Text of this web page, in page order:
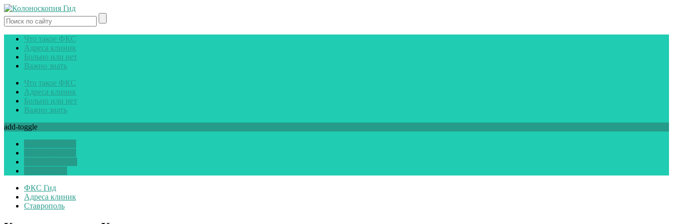
Что такое ФКС
Адреса клиник
Больно или нет
Важно знать
Что такое ФКС
Адреса клиник
Больно или нет
Важно знать
add-toggle
ФКС Гид
Адреса клиник
Ставрополь